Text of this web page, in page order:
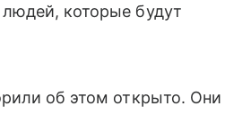
которые будут
об этом открыто. Они